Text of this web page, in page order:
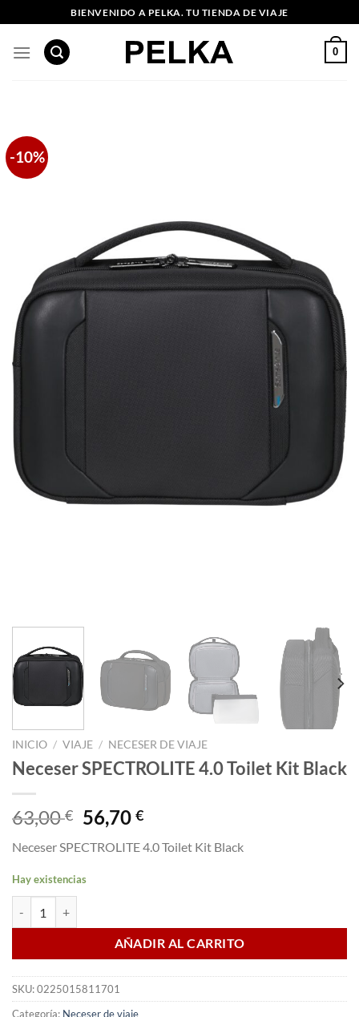
al
contenido
BIENVENIDO A PELKA. TU TIENDA DE VIAJE
0
-10%
INICIO / VIAJE / NECESER DE VIAJE
Neceser SPECTROLITE 4.0 Toilet Kit Black
63,00€
El
precio
original
era:
56,70€El
actual
Neceser SPECTROLITE 4.0 Toilet Kit Black
Hay existencias
AÑADIR AL CARRITO
SKU:0225015811701
Categoría: Neceser de viaje